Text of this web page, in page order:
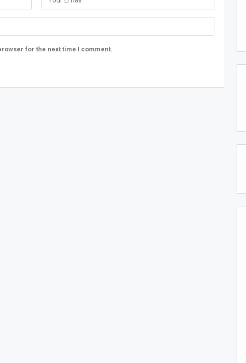
for the next time I comment.